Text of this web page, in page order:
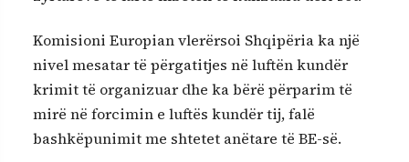
Komisioni Europian vlerërsoi Shqipëria ka një
nivel mesatar të përgatitjes në luftën kundër
krimit të organizuar dhe ka bërë përparim të
mirë në forcimin e luftës kundër tij, falë
bashkëpunimit me shtetet anëtare të BE-së.